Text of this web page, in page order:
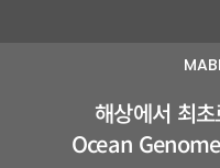
해상에서 최
Ocean